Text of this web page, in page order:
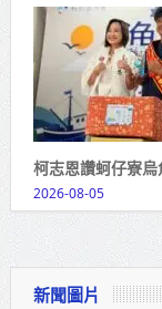
柯志恩讚蚵仔寮
2026-08-05
新聞圖片